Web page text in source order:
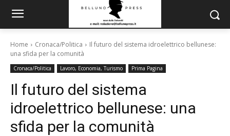
Home Cronaca/Politica
Il futuro del sistema idroelettrico bellunese:
una sfida per la comunità
Cronaca/Politica Lavoro, Economia, Turismo Prima Pagina
Il futuro del sistema
idroelettrico bellunese: una
sfida per la comunità